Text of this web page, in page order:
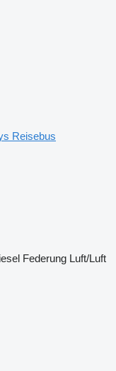
Reisebus
Federung Luft/Luft